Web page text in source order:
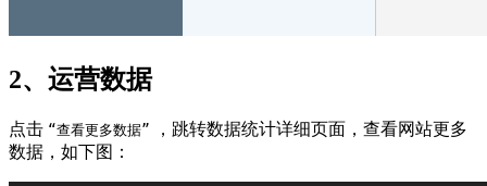
2、运营数据
点击 “查看更多数据”
，跳转数据统计详细页面，查看网站更多
数据，如下图：